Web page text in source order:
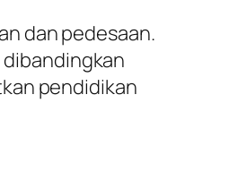
dan pedesaan.
pendidikan